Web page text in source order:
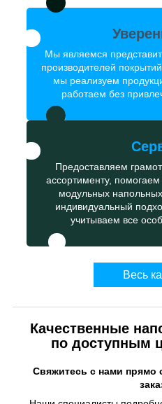
Мы являемся
производителей
мы реализуем
работаем без
Предоставляем
ассортименту,
модульных
индивидуальный
учитываем все
Весь
Качественные
по доступным
Свяжитесь с нами прямо